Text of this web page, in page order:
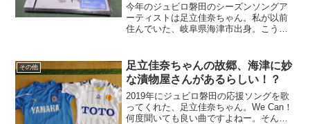
今年のジュビロ磐田のシーズンソングア
ーティストは足立佳奈ちゃん。私が以前
住んでいた、岐阜県海津市出身。こう言
ーティスト、応援しないワケにはいかな
いじゃないの。ヤマハスタ...
その他
足立佳奈ちゃんの故郷、海津に妙
な漬物屋さんがあるらしい！？
2019年にジュビロ磐田の応援ソングを歌
ってくれた、足立佳奈ちゃん。 We Can！
何度聞いても良い曲ですよねー。そんな